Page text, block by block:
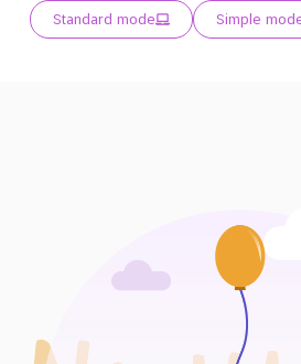
Standard mode Simple